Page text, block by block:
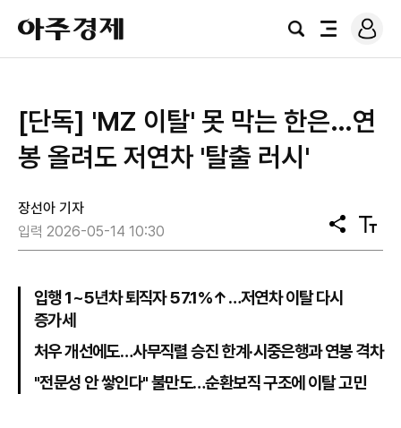
아
주
경
검
전
로
그
[단독] 'MZ 이탈' 못 막는 한은…연
봉 올려도 저연차 '탈출 러시'
장선아 기자
입력 2026-05-14 10:30
공
유
텍
스
입행 1~5년차 퇴직자 57.1%↑…저연차 이탈 다시
증가세
처우 개선에도…사무직렬 승진 한계·시중은행과 연봉 격차
"전문성 안 쌓인다" 불만도…순환보직 구조에 이탈 고민